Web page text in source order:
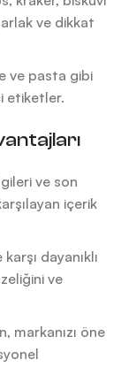
ve dikkat
ve pasta gibi
etiketler.
ve son
içerik
dayanıklı
ve
markanızı öne